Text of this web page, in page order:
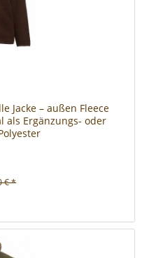
Jacke – außen Fleece
als Ergänzungs- oder
€ *